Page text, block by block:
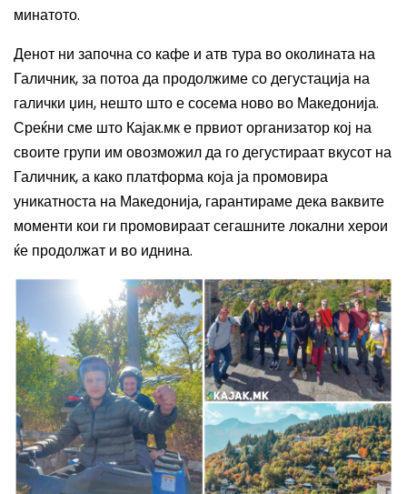
минатото.
Денот ни започна со кафе и атв тура во околината на
Галичник, за потоа да продолжиме со дегустација на
галички џин, нешто што е сосема ново во Македонија.
Среќни сме што Кајак.мк е првиот организатор кој на
своите групи им овозможил да го дегустираат вкусот на
Галичник, а како платформа која ја промовира
уникатноста на Македонија, гарантираме дека ваквите
моменти кои ги промовираат сегашните локални херои
ќе продолжат и во иднина.